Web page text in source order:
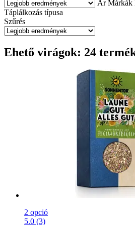
Ár Márkák
Táplálkozás típusa
Szűrés
Ehető virágok: 24
2 opció
5.0 (3)